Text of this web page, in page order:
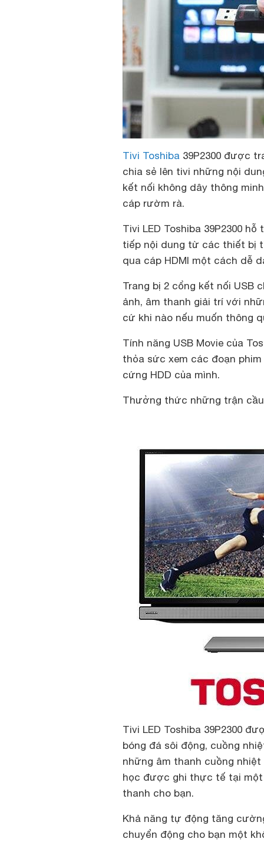
Tivi Toshiba 39P2300 được
chia sẻ lên tivi những nội
kết nối không dây thông
cáp rườm rà.
Tivi LED Toshiba 39P2300
tiếp nội dung từ các thiết bị
qua cáp HDMI một cách dễ
Trang bị 2 cổng kết nối USB
ảnh, âm thanh giải trí với
cứ khi nào nếu muốn thông
Tính năng USB Movie của
thỏa sức xem các đoạn
cứng HDD của mình.
Thưởng thức những trận
Tivi LED Toshiba 39P2300
bóng đá sôi động, cuồng
những âm thanh cuồng
học được ghi thực tế tại một
thanh cho bạn.
Khả năng tự động tăng
chuyển động cho bạn một